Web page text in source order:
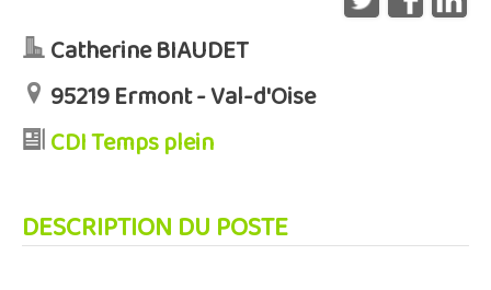
Catherine BIAUDET
95219 Ermont - Val-d'Oise
CDI Temps plein
DESCRIPTION DU POSTE